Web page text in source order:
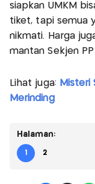
siapkan UMKM
tiket, tapi semua
nikmati. Harga
mantan Sekjen PP
Lihat juga: Misteri
Merinding
Halaman:
1 2